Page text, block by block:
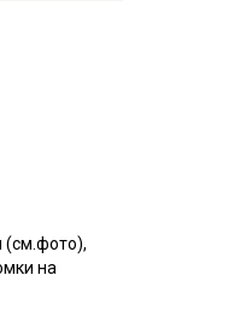
(см.фото),
на